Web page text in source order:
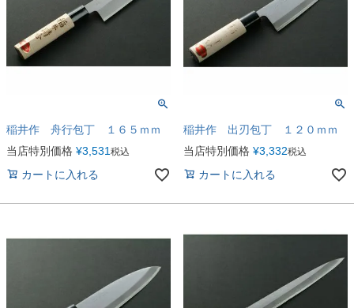
稲井作 舟行包丁 １６５ｍｍ
当店特別価格 ¥3,531 税込
カートに入れる
稲井作 出刃包丁 １２０ｍｍ
当店特別価格 ¥3,332税込
カートに入れる